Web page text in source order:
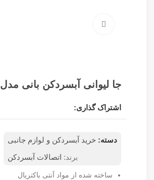
جا لیوانی آبسردکن بانی مدل 34i
اشتراک گذاری:
دسته: خرید آبسردکن و لوازم جانبی
برند: اتصالات آبسردکن
ساخته شده از مواد آنتی باکتریال